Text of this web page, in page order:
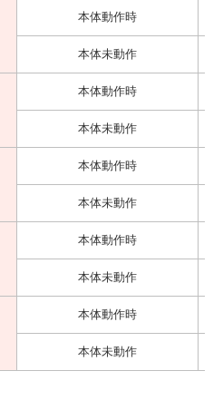
本体動作時
本体未動作
本体動作時
本体未動作
本体動作時
本体未動作
本体動作時
本体未動作
本体動作時
本体未動作